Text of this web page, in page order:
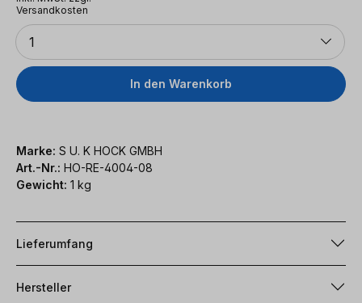
Versandkosten
Anzahl
1
In den Warenkorb
Marke: S U. K HOCK GMBH
Art.-Nr.: HO-RE-4004-08
Gewicht: 1 kg
Lieferumfang
Hersteller